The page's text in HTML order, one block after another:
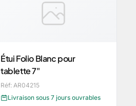
Étui Folio Blanc pour
tablette 7"
Réf: AR04215
Livraison sous 7 jours ouvrables